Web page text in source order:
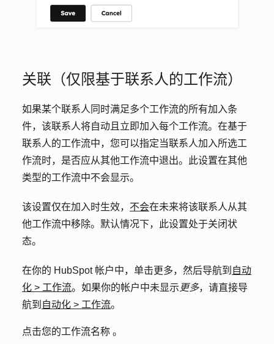
关联（仅限基于联系人的工作流）
如果某个联系人同时满足多个工作流的所有加入条
件，该联系人将自动且立即加入每个工作流。在基于
联系人的工作流中，您可以指定当联系人加入所选工
作流时，是否应从其他工作流中退出。此设置在其他
类型的工作流中不会显示。
该设置仅在加入时生效， 不会在未来将该联系人从其
他工作流中移除。默认情况下，此设置处于关闭状
态。
在你的 HubSpot 帐户中，单击更多，然后导航到 自动
化 > 工作流。如果你的帐户中未显示更多，请直接导
航到 自动化 > 工作流。
点击您的工作流名称 。